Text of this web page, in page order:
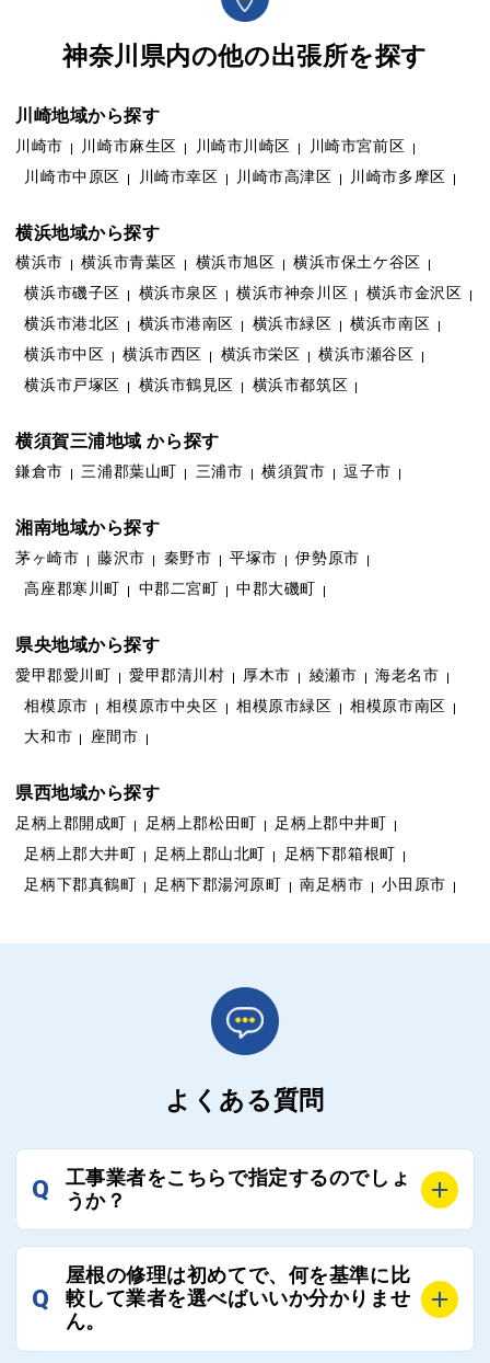
神奈川県内の他の出張所を探す
川崎地域から探す
川崎市 川崎市麻生区 川崎市川崎区
川崎市宮前区
川崎市中原区
川崎市幸区 川崎市高津区 川崎市多摩区
横浜地域から探す
横浜市 横浜市青葉区 横浜市旭区
横浜市保土ケ谷区
横浜市磯子区
横浜市泉区 横浜市神奈川区
横浜市金沢区
横浜市港北区
横浜市港南区 横浜市緑区
横浜市南区
横浜市中区
横浜市西区 横浜市栄区
横浜市瀬谷区
横浜市戸塚区
横浜市鶴見区 横浜市都筑区
横須賀三浦地域 から探す
鎌倉市 三浦郡葉山町 三浦市 横須賀市 逗子市
湘南地域から探す
茅ヶ崎市 藤沢市 秦野市 平塚市
伊勢原市
高座郡寒川町
中郡二宮町 中郡大磯町
県央地域から探す
愛甲郡愛川町 愛甲郡清川村 厚木市 綾瀬市
海老名市
相模原市
相模原市中央区 相模原市緑区
相模原市南区
大和市
座間市
県西地域から探す
足柄上郡開成町 足柄上郡松田町
足柄上郡中井町
足柄上郡大井町
足柄上郡山北町
足柄下郡箱根町
足柄下郡真鶴町
足柄下郡湯河原町 南足柄市 小田原市
よくある質問
Q
工事業者をこちらで指定するのでしょ
うか？
お客様のご要望をお聞きし、条件に合った工事業者を
最大3社まで選定し、ご紹介いたします。
そのため、お客様に比較する業者を選定いただく必要
Q
屋根の修理は初めてで、何を基準に比
較して業者を選べばいいか分かりませ
ん。